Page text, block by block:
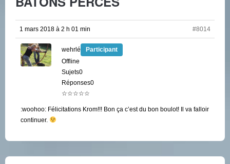
1 mars 2018 à 2 h 01 min #8014
wehrlé
Participant
Offline
Sujets0
Réponses0
☆☆☆☆☆
:woohoo: Félicitations Krom!!! Bon ça c’est du bon boulot! Il va falloir
continuer.